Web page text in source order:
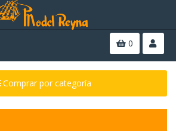
0
Comprar por categoría